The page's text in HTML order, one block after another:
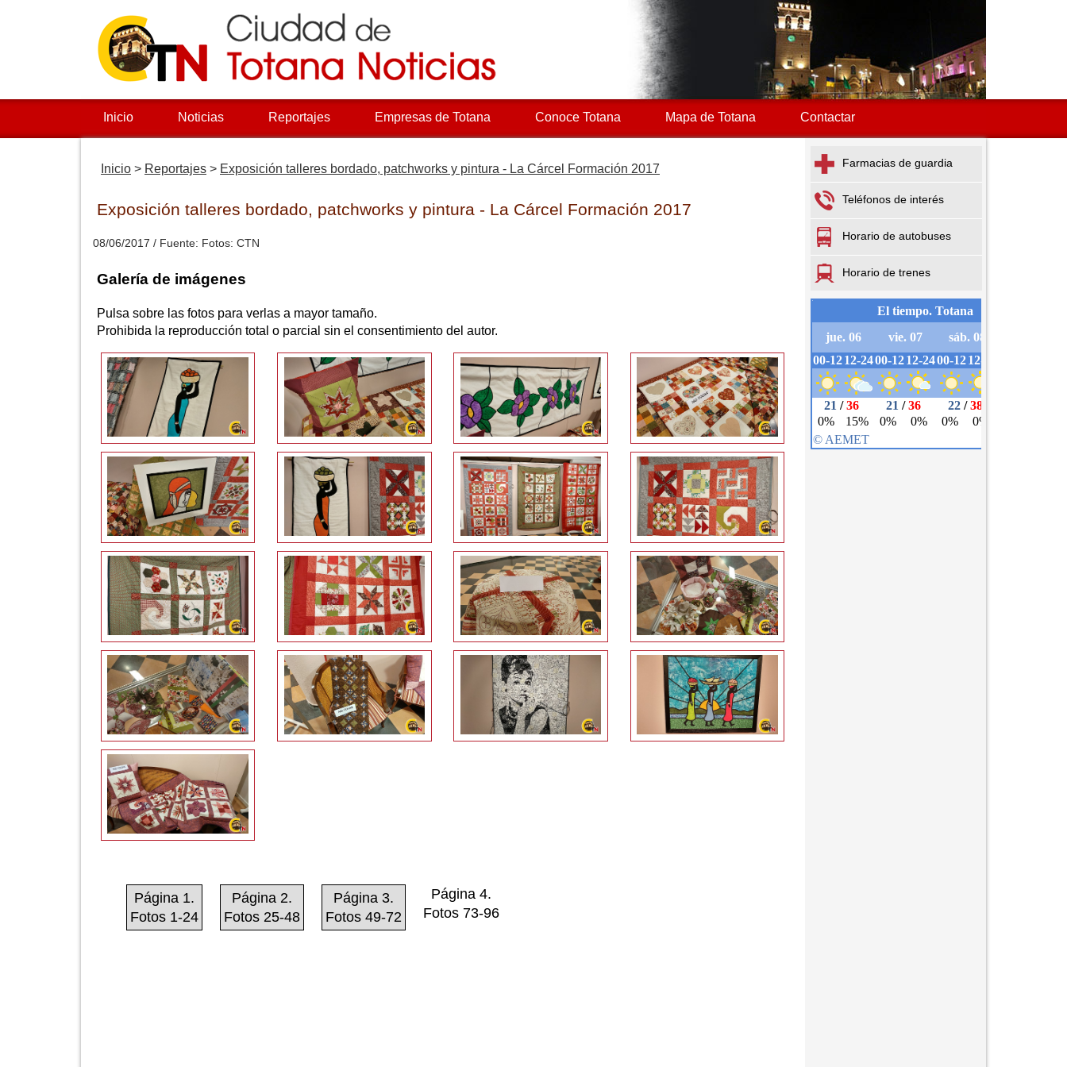
Inicio Noticias Reportajes Empresas de Totana Conoce Totana Mapa de Totana Contactar
Inicio > Reportajes > Exposición talleres bordado, patchworks y pintura - La Cárcel Formación 2017
Exposición talleres bordado, patchworks y pintura - La Cárcel Formación 2017
08/06/2017 / Fuente: Fotos: CTN
Galería de imágenes
Pulsa sobre las fotos para verlas a mayor tamaño.
Prohibida la reproducción total o parcial sin el consentimiento del autor.
Página 1.
Fotos 1-24
Página 2.
Fotos 25-48
Página 3.
Fotos 49-72
Página 4.
Fotos 73-96
Farmacias de guardia
Teléfonos de interés
Horario de autobuses
Horario de trenes